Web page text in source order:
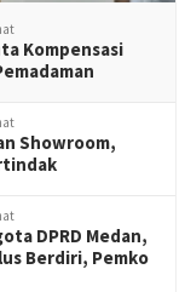
Kompensasi
Showroom,
DPRD Medan,
Berdiri, Pemko